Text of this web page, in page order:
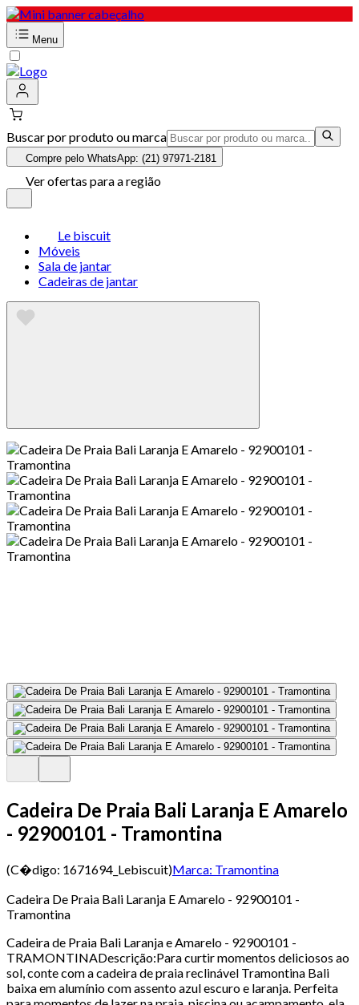
Menu
Buscar por produto ou marca
Compre pelo WhatsApp: (21) 97971-2181
Ver ofertas para a região
Le biscuit
Móveis
Sala de jantar
Cadeiras de jantar
Cadeira De Praia Bali Laranja E Amarelo
- 92900101 - Tramontina
(C�digo: 1671694_Lebiscuit)Marca: Tramontina
Cadeira De Praia Bali Laranja E Amarelo - 92900101 -
Tramontina
Cadeira de Praia Bali Laranja e Amarelo - 92900101 -
TRAMONTINADescrição:Para curtir momentos deliciosos ao
sol, conte com a cadeira de praia reclinável Tramontina Bali
baixa em alumínio com assento azul escuro e laranja. Perfeita